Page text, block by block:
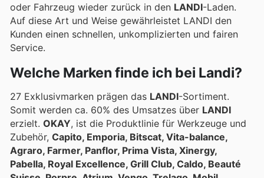
oder Fahrzeug wieder zurück in den LANDI-Laden.
Auf diese Art und Weise gewährleistet LANDI den
Kunden einen schnellen, unkomplizierten und fairen
Service.
Welche Marken finde ich bei Landi?
27 Exklusivmarken prägen das LANDI-Sortiment.
Somit werden ca. 60% des Umsatzes über LANDI
erzielt. OKAY, ist die Produktlinie für Werkzeuge und
Zubehör, Capito, Emporia, Bitscat, Vita-balance,
Agraro, Farmer, Panflor, Prima Vista, Xinergy,
Pabella, Royal Excellence, Grill Club, Caldo, Beauté